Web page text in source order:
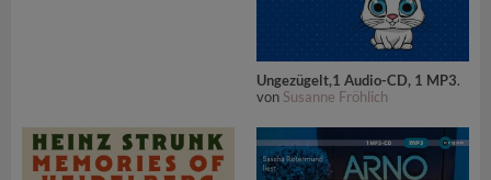
Ungezügelt,1 Audio-CD, 1 MP3.
von Susanne Fröhlich